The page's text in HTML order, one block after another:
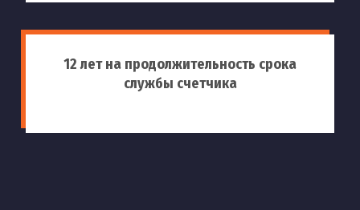
12 лет на продолжительность срока
службы счетчика